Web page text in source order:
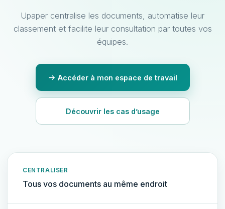
Upaper centralise les documents, automatise leur
classement et facilite leur consultation par toutes vos
équipes.
Accéder à mon espace de travail
Découvrir les cas d’usage
CENTRALISER
Tous vos documents au même endroit